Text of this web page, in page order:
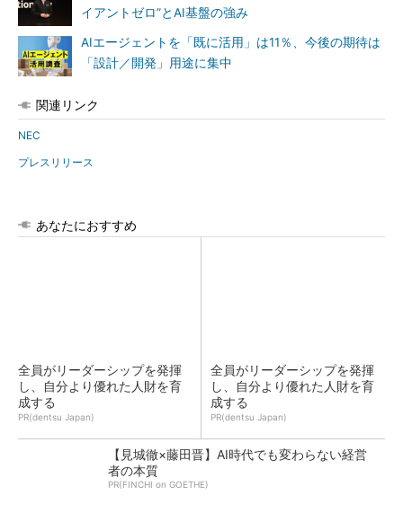
イアントゼロ”とAI基盤の強み
AIエージェントを「既に活用」は11％、今後の期待は
「設計／開発」用途に集中
関連リンク
NEC
プレスリリース
あなたにおすすめ
全員がリーダーシップを発揮
し、自分より優れた人財を育
成する
PR(dentsu Japan)
全員がリーダーシップを発揮
し、自分より優れた人財を育
成する
PR(dentsu Japan)
【見城徹×藤田晋】AI時代でも変わらない経営
者の本質
PR(FINCHI on GOETHE)